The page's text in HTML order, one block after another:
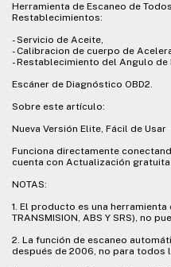
Herramienta de Escaneo de
Restablecimientos:
- Servicio de Aceite,
- Calibracion de cuerpo de
- Restablecimiento del Angulo de
Escáner de Diagnóstico OBD2.
Sobre este artículo:
Nueva Versión Elite, Fácil de Usar
Funciona directamente
cuenta con Actualización
NOTAS:
1. El producto es una herramienta
TRANSMISION, ABS Y SRS), no
2. La función de escaneo
después de 2006, no para todos